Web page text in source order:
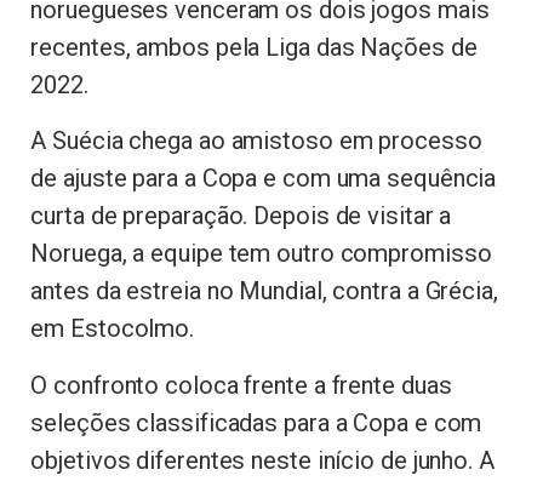
noruegueses venceram os dois jogos mais
recentes, ambos pela Liga das Nações de
2022.
A Suécia chega ao amistoso em processo
de ajuste para a Copa e com uma sequência
curta de preparação. Depois de visitar a
Noruega, a equipe tem outro compromisso
antes da estreia no Mundial, contra a Grécia,
em Estocolmo.
O confronto coloca frente a frente duas
seleções classificadas para a Copa e com
objetivos diferentes neste início de junho. A